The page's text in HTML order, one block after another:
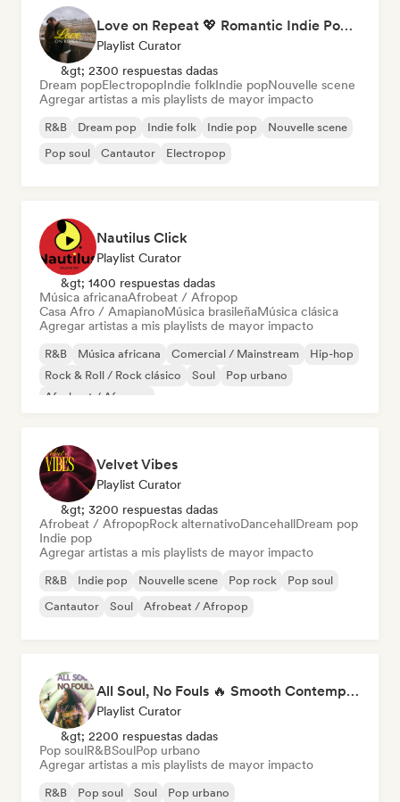
Love on Repeat 💖 Romantic Indie Pop, Neo Soul & Singer-Songwriter
Playlist Curator
&gt; 2300 respuestas dadas
Dream popElectropopIndie folkIndie popNouvelle scene
Agregar artistas a mis playlists de mayor impacto
R&B Dream pop Indie folk Indie pop
Nouvelle scene
Pop soul
Cantautor Electropop
Nautilus Click
Playlist Curator
&gt; 1400 respuestas dadas
Música africanaAfrobeat / Afropop
Casa Afro / AmapianoMúsica brasileñaMúsica clásica
Agregar artistas a mis playlists de mayor impacto
R&B Música africana Comercial / Mainstream
Hip-hop
Rock & Roll / Rock clásico
Soul
Pop urbano
Afrobeat / Afropop
Velvet Vibes
Playlist Curator
&gt; 3200 respuestas dadas
Afrobeat / AfropopRock alternativoDancehallDream pop
Indie pop
Agregar artistas a mis playlists de mayor impacto
R&B Indie pop Nouvelle scene Pop rock
Pop soul
Cantautor
Soul Afrobeat / Afropop
All Soul, No Fouls 🔥 Smooth Contemporary R&B & Neo Soul
Playlist Curator
&gt; 2200 respuestas dadas
Pop soulR&BSoulPop urbano
Agregar artistas a mis playlists de mayor impacto
R&B Pop soul Soul Pop urbano